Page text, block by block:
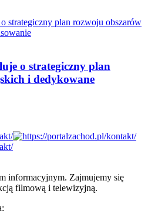
o strategiczny plan
i dedykowane
informacyjnym. Zajmujemy się
filmową i telewizyjną.